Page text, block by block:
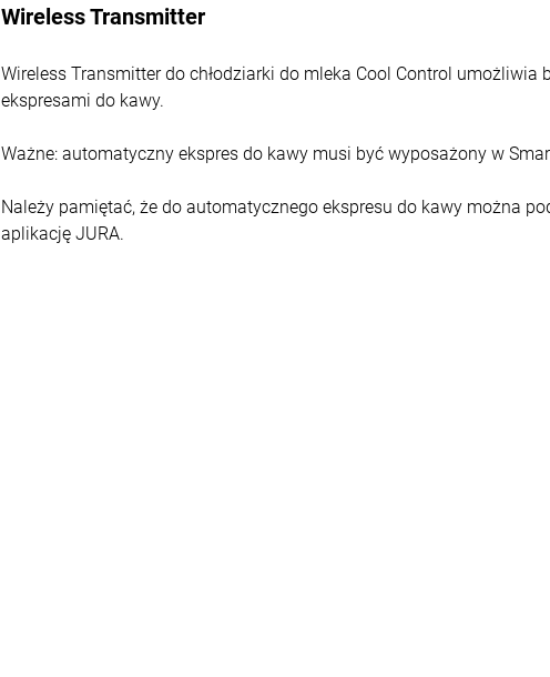
Wireless Transmitter
Wireless Transmitter do chłodziarki do mleka Cool Control
ekspresami do kawy.
Ważne: automatyczny ekspres do kawy musi być wyposażony w
Należy pamiętać, że do automatycznego ekspresu do kawy można
aplikację JURA.